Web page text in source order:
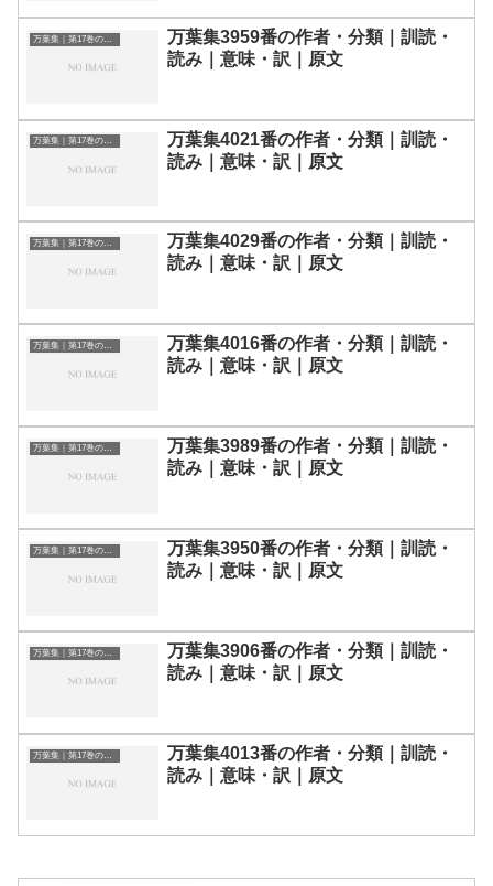
万葉集｜第17巻の和歌一覧
万葉集3959番の作者・分類｜訓読・
読み｜意味・訳｜原文
万葉集｜第17巻の和歌一覧
万葉集4021番の作者・分類｜訓読・
読み｜意味・訳｜原文
万葉集｜第17巻の和歌一覧
万葉集4029番の作者・分類｜訓読・
読み｜意味・訳｜原文
万葉集｜第17巻の和歌一覧
万葉集4016番の作者・分類｜訓読・
読み｜意味・訳｜原文
万葉集｜第17巻の和歌一覧
万葉集3989番の作者・分類｜訓読・
読み｜意味・訳｜原文
万葉集｜第17巻の和歌一覧
万葉集3950番の作者・分類｜訓読・
読み｜意味・訳｜原文
万葉集｜第17巻の和歌一覧
万葉集3906番の作者・分類｜訓読・
読み｜意味・訳｜原文
万葉集｜第17巻の和歌一覧
万葉集4013番の作者・分類｜訓読・
読み｜意味・訳｜原文